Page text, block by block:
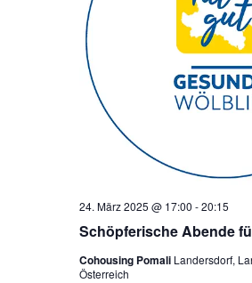
Schöpferische Abende
24. März 2025 @ 17:00 -20:15
Cohousing Pomali Landersdorf,
Österreich